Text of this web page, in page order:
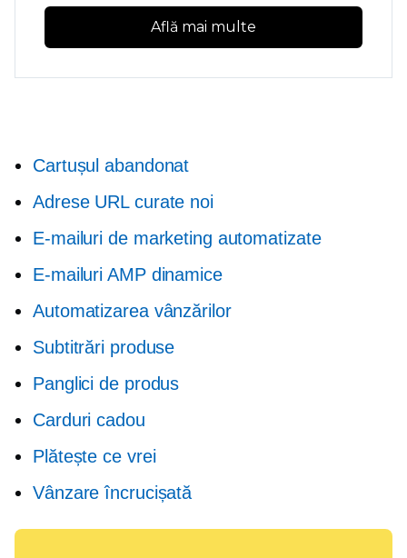
Află mai multe
Cartușul abandonat
Adrese URL curate noi
E-mailuri de marketing automatizate
E-mailuri AMP dinamice
Automatizarea vânzărilor
Subtitrări produse
Panglici de produs
Carduri cadou
Plătește ce vrei
Vânzare încrucișată